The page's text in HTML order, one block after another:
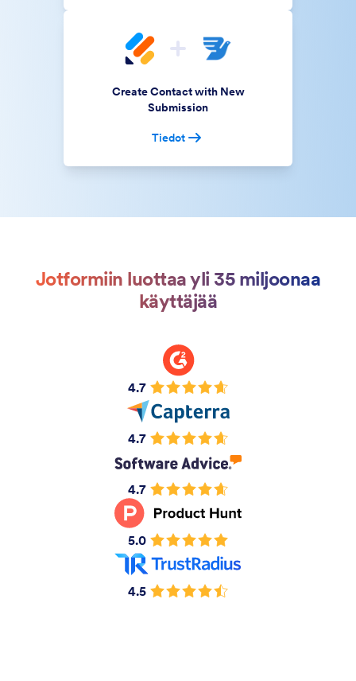
Create Contact with New
Submission
Tiedot
Jotformiin luottaa yli 35 miljoonaa
käyttäjää
4.7
4.7
4.7
5.0
4.5